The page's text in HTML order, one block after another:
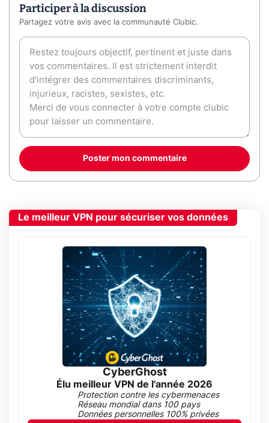
Participer à la discussion
Partagez votre avis avec la communauté Clubic.
Poster mon commentaire
Le meilleur VPN pour sécuriser vos données
CyberGhost
Élu meilleur VPN de l'année 2026
Protection contre les cybermenaces
Réseau mondial dans 100 pays
Données personnelles 100% privées